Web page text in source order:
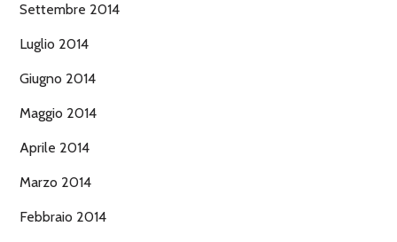
Settembre 2014
Luglio 2014
Giugno 2014
Maggio 2014
Aprile 2014
Marzo 2014
Febbraio 2014